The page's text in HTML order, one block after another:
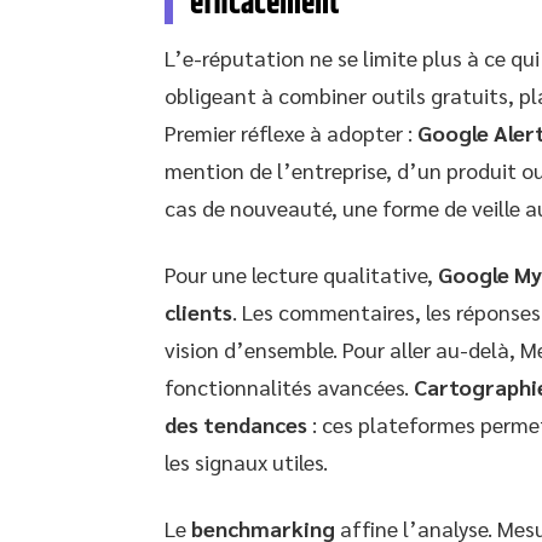
L’e-réputation ne se limite plus à ce
obligeant à combiner outils gratuits,
Premier réflexe à adopter : Google
mention de l’entreprise, d’un produit
cas de nouveauté, une forme de veille
Pour une lecture qualitative, Google
clients. Les commentaires, les
vision d’ensemble. Pour aller au-delà,
fonctionnalités avancées.
des tendances : ces plateformes
les signaux utiles.
Le benchmarking affine l’analyse.